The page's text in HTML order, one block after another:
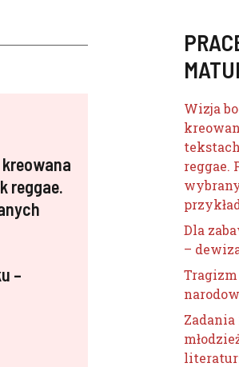
reggae.
–
Wizja
reggae.
Dla
–